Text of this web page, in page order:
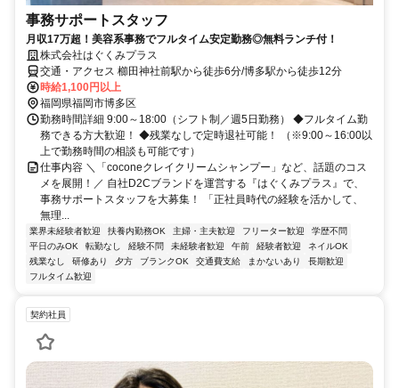
事務サポートスタッフ
月収17万超！美容系事務でフルタイム安定勤務◎無料ランチ付！
株式会社はぐくみプラス
交通・アクセス 櫛田神社前駅から徒歩6分/博多駅から徒歩12分
時給1,100円以上
福岡県福岡市博多区
勤務時間詳細 9:00～18:00（シフト制／週5日勤務） ◆フルタイム勤
務できる方大歓迎！ ◆残業なしで定時退社可能！ （※9:00～16:00以
上で勤務時間の相談も可能です）
仕事内容 ＼「coconeクレイクリームシャンプー」など、話題のコス
メを展開！／ 自社D2Cブランドを運営する『はぐくみプラス』で、
事務サポートスタッフを大募集！ 「正社員時代の経験を活かして、
無理...
業界未経験者歓迎 扶養内勤務OK 主婦・主夫歓迎 フリーター歓迎
学歴不問
平日のみOK
転勤なし 経験不問 未経験者歓迎 午前 経験者歓迎
ネイルOK
残業なし
研修あり 夕方 ブランクOK 交通費支給 まかないあり
長期歓迎
フルタイム歓迎
契約社員